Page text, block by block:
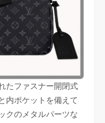
たファスナー開閉式
内ポケットを備えて
クのメタルパーツな